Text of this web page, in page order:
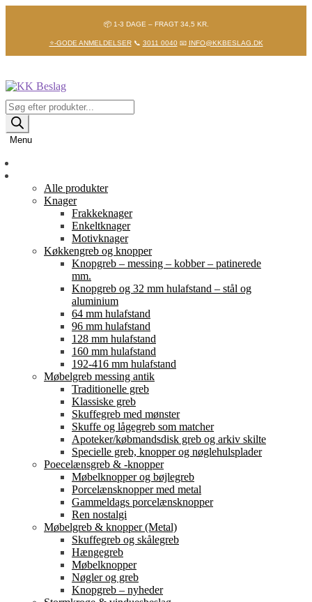
📦 1-3 DAGE – FRAGT 34,5 KR.
⭐-GODE ANMELDELSER📞 3011 0040📧 INFO@KKBESLAG.DK
Spring
til
navigation
Spring
til
indhold
Products
search
Menu
Alle produkter
Knager
Frakkeknager
Enkeltknager
Motivknager
Køkkengreb og knopper
Knopgreb – messing – kobber – patinerede
mm.
Knopgreb og 32 mm hulafstand – stål og
aluminium
64 mm hulafstand
96 mm hulafstand
128 mm hulafstand
160 mm hulafstand
192-416 mm hulafstand
Møbelgreb messing antik
Traditionelle greb
Klassiske greb
Skuffegreb med mønster
Skuffe og lågegreb som matcher
Apoteker/købmandsdisk greb og arkiv skilte
Specielle greb, knopper og nøglehulsplader
Poecelænsgreb & -knopper
Møbelknopper og bøjlegreb
Porcelænsknopper med metal
Gammeldags porcelænsknopper
Ren nostalgi
Møbelgreb & knopper (Metal)
Skuffegreb og skålegreb
Hængegreb
Møbelknopper
Nøgler og greb
Knopgreb – nyheder